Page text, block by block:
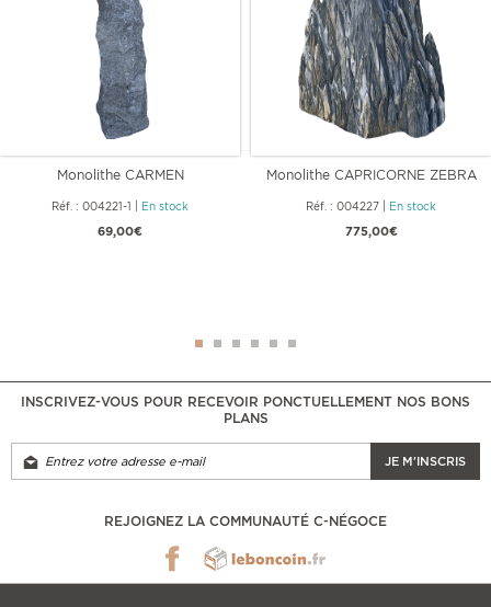
Monolithe CARMEN
Réf. : 004221-1 En stock
69,00€
Monolithe CAPRICORNE ZEBRA
Réf. : 004227 En stock
775,00€
INSCRIVEZ-VOUS POUR RECEVOIR PONCTUELLEMENT NOS BONS
PLANS
JE M'INSCRIS
REJOIGNEZ LA COMMUNAUTÉ C-NÉGOCE